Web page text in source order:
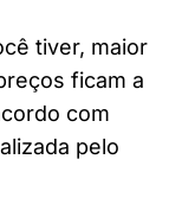
tiver, maior
ficam a
com
pelo